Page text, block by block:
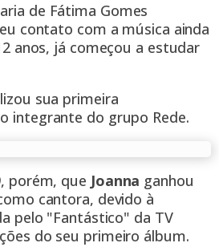
de Fátima Gomes
contato com a música ainda
anos, já começou a estudar
sua primeira
integrante do grupo Rede.
porém, que Joanna ganhou
cantora, devido à
pelo "Fantástico" da TV
do seu primeiro álbum.